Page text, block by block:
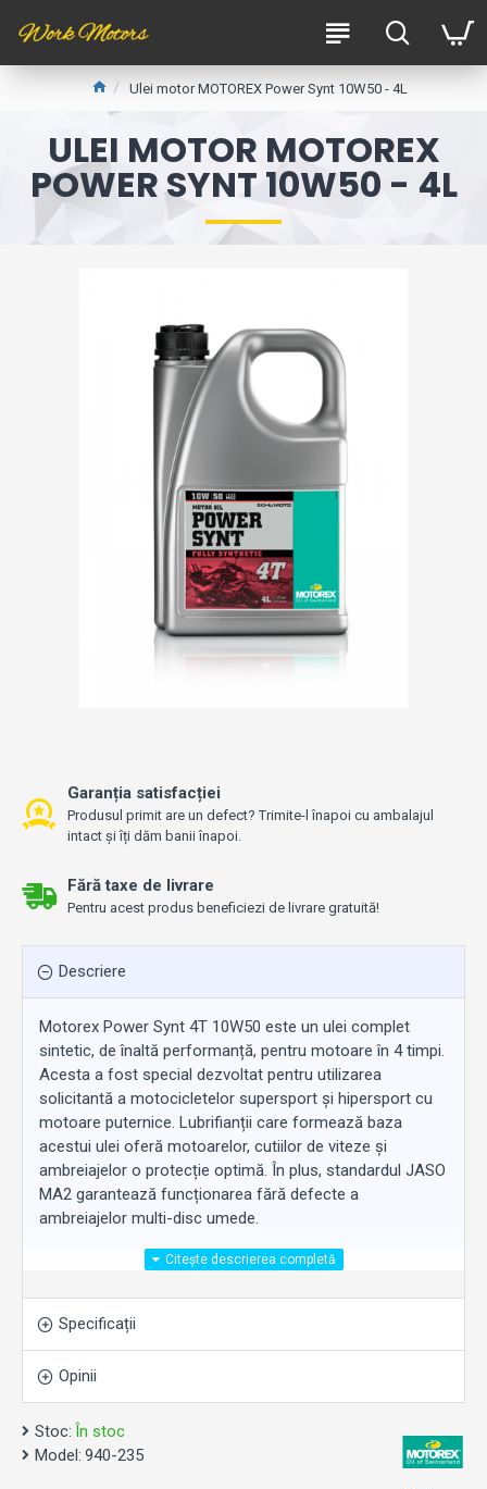
Ulei motor MOTOREX Power Synt 10W50 - 4L
ULEI MOTOR MOTOREX
POWER SYNT 10W50 - 4L
Fără taxe de livrare
Pentru acest produs beneficiezi de livrare gratuită!
Garanția satisfacției
Produsul primit are un defect? Trimite-l înapoi cu ambalajul
intact și îți dăm banii înapoi.
Descriere
Motorex Power Synt 4T 10W50 este un ulei complet
sintetic, de înaltă performanță, pentru motoare în 4 timpi.
Acesta a fost special dezvoltat pentru utilizarea
solicitantă a motocicletelor supersport și hipersport cu
motoare puternice. Lubrifianții care formează baza
acestui ulei oferă motoarelor, cutiilor de viteze și
ambreiajelor o protecție optimă. În plus, standardul JASO
MA2 garantează funcționarea fără defecte a
ambreiajelor multi-disc umede.
motocicletelor. Ideal pentru motociclete cu ambreiaje
cu privire la toate specificațiile.
În cazul în care nu știi cu precizie ce tip de ulei ai nevoie,
Specificații
Opinii
Stoc: În stoc
Model: 940-235